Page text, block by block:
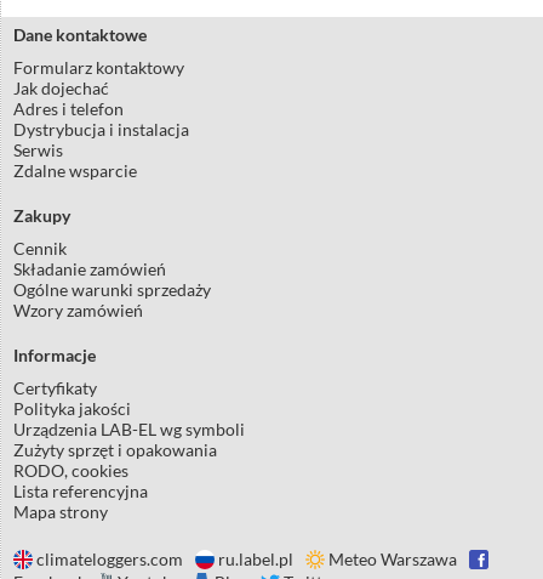
Dane kontaktowe
Formularz kontaktowy
Jak dojechać
Adres i telefon
Dystrybucja i instalacja
Serwis
Zdalne wsparcie
Zakupy
Cennik
Składanie zamówień
Ogólne warunki sprzedaży
Wzory zamówień
Informacje
Certyfikaty
Polityka jakości
Urządzenia LAB-EL wg symboli
Zużyty sprzęt i opakowania
RODO, cookies
Lista referencyjna
Mapa strony
climateloggers.com ru.label.pl
Meteo Warszawa